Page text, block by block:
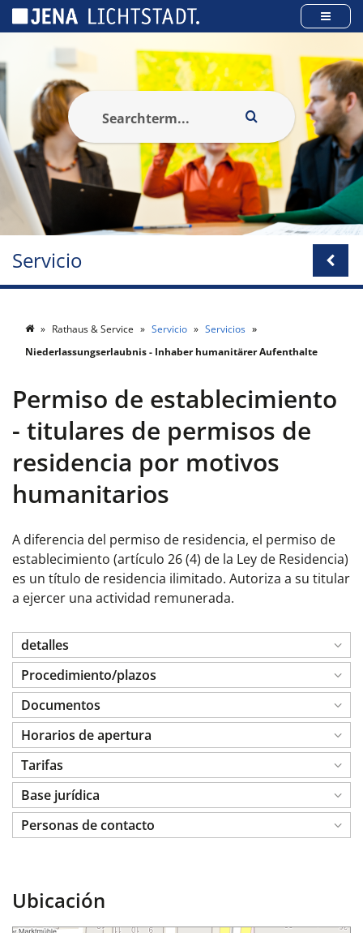
Servicio
Rathaus & Service Servicio
Servicios
Niederlassungserlaubnis - Inhaber humanitärer Aufenthalte
Permiso de establecimiento
- titulares de permisos de
residencia por motivos
humanitarios
A diferencia del permiso de residencia, el permiso de
establecimiento (artículo 26 (4) de la Ley de Residencia)
es un título de residencia ilimitado. Autoriza a su titular
a ejercer una actividad remunerada.
detalles
Procedimiento/plazos
Documentos
Horarios de apertura
Tarifas
Base jurídica
Personas de contacto
Ubicación
Panel de gestión de cookies